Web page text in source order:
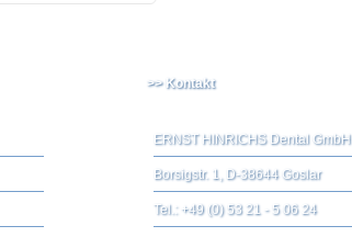
>> Kontakt
ERNST HINRICHS Dental GmbH
Borsigstr. 1, D-38644 Goslar
Tel.: +49 (0) 53 21 - 5 06 24